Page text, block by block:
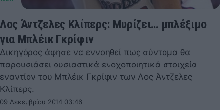
Λος Άντζελες Κλίπερς: Μυρίζει… μπλέξιμο
για Μπλέικ Γκρίφιν
Δικηγόρος άφησε να εννοηθεί πως σύντομα θα
παρουσιάσει ουσιαστικά ενοχοποιητικά στοιχεία
εναντίον του Μπλέικ Γκρίφιν των Λος Άντζελες
Κλίπερς.
09 Δεκεμβρίου 2014 03:46